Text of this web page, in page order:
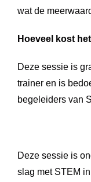
wat de
Hoeveel kost
Deze sessie is
trainer en is
begeleiders van
Deze sessie is
slag met STEM